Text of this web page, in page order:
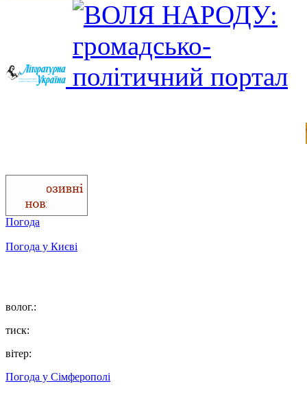
Погода
Погода у Києві
волог.:
тиск:
вітер:
Погода у Сімферополі